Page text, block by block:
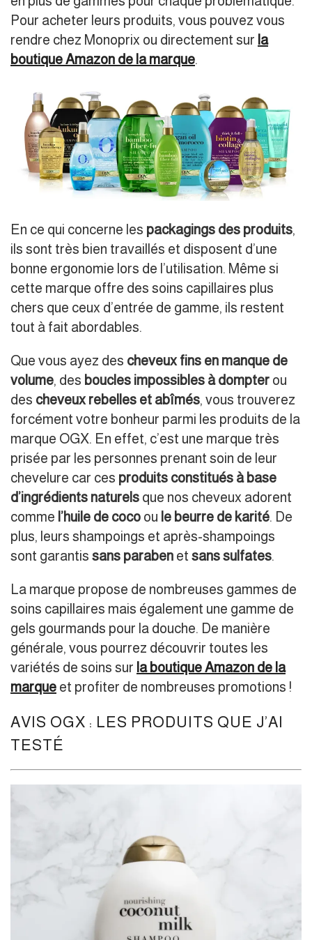
Pour acheter leurs produits, vous pouvez vous
rendre chez Monoprix ou directement sur la
boutique Amazon de la marque.
En ce qui concerne les packagings des produits,
ils sont très bien travaillés et disposent d’une
bonne ergonomie lors de l’utilisation. Même si
cette marque offre des soins capillaires plus
chers que ceux d’entrée de gamme, ils restent
tout à fait abordables.
Que vous ayez des cheveux fins en manque de
volume, des boucles impossibles à dompter ou
des cheveux rebelles et abîmés, vous trouverez
forcément votre bonheur parmi les produits de la
marque OGX. En effet, c’est une marque très
prisée par les personnes prenant soin de leur
chevelure car ces produits constitués à base
d’ingrédients naturels que nos cheveux adorent
comme l’huile de coco ou le beurre de karité. De
plus, leurs shampoings et après-shampoings
sont garantis sans paraben et sans sulfates.
La marque propose de nombreuses gammes de
soins capillaires mais également une gamme de
gels gourmands pour la douche. De manière
générale, vous pourrez découvrir toutes les
variétés de soins sur la boutique Amazon de la
marque et profiter de nombreuses promotions !
AVIS OGX : LES PRODUITS QUE J’AI
TESTÉ